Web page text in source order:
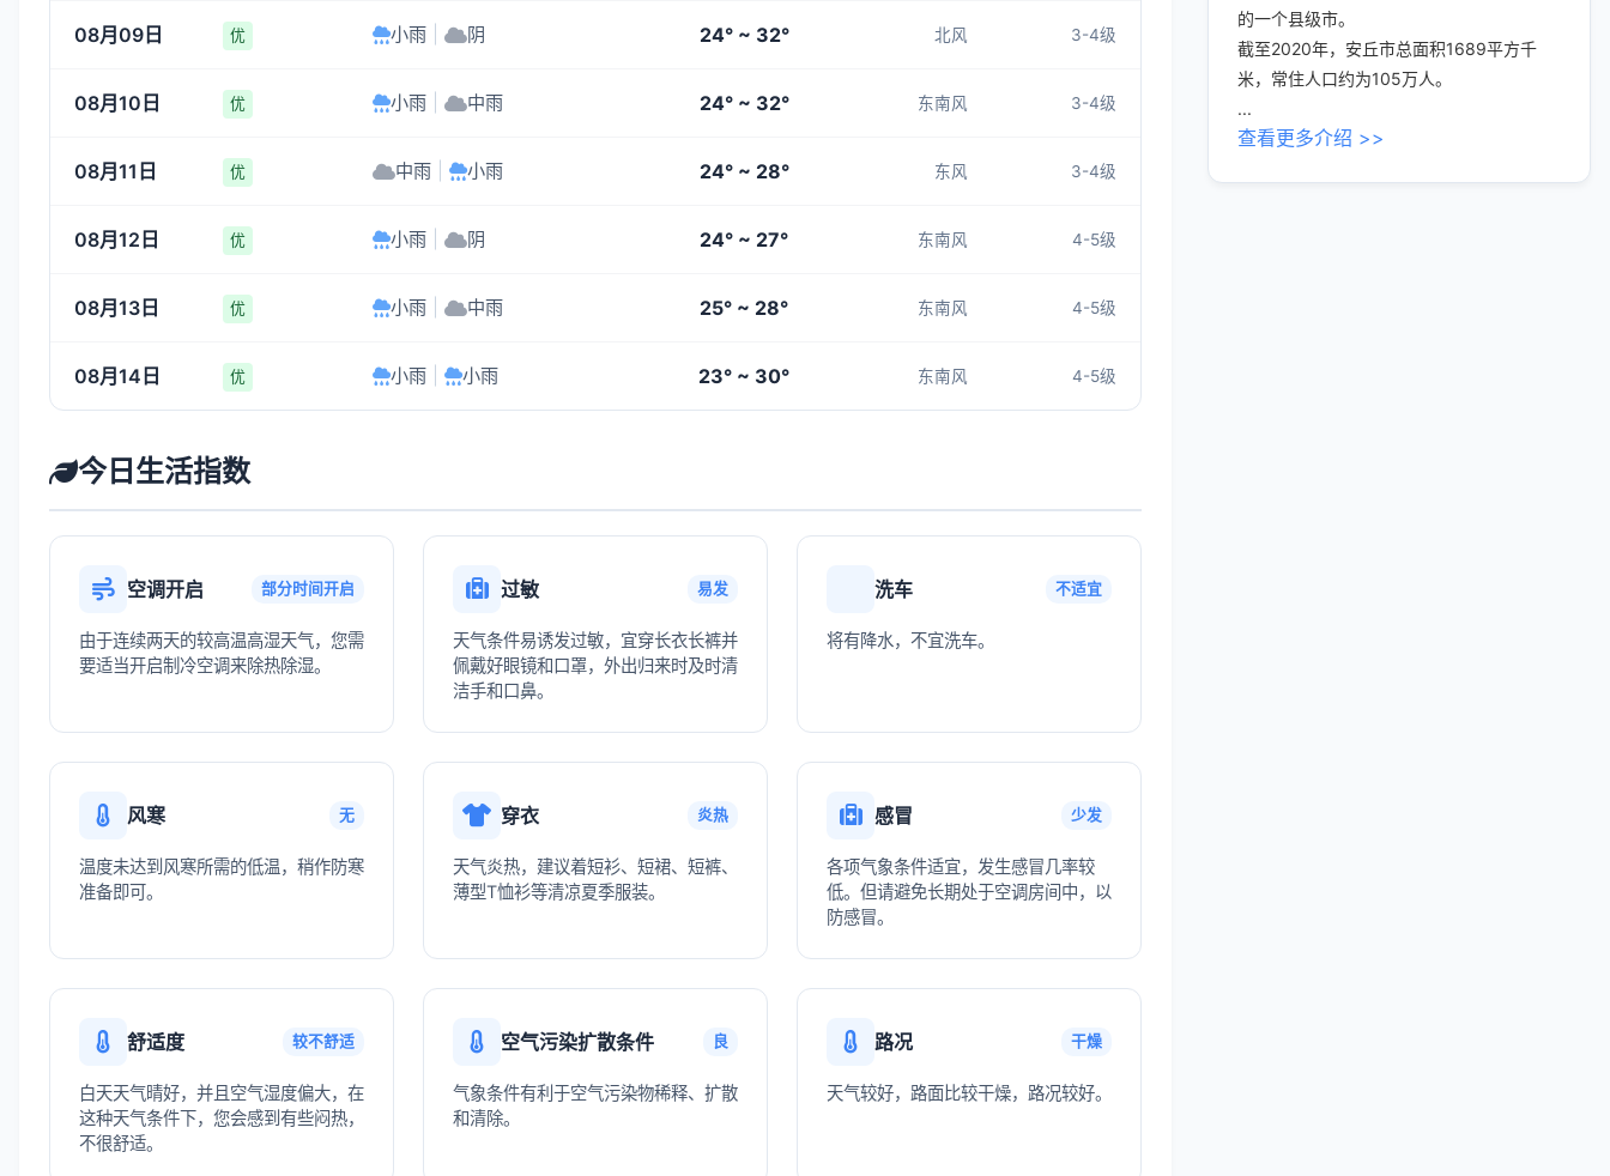
08月09日 优 小雨 阴 24° ~ 32° 北风 3-4级
08月10日 优 小雨 中雨 24° ~ 32° 东南风 3-4级
08月11日 优 中雨 小雨 24° ~ 28° 东风 3-4级
08月12日 优 小雨 阴 24° ~ 27° 东南风 4-5级
08月13日 优 小雨 中雨 25° ~ 28° 东南风 4-5级
08月14日 优 小雨 小雨 23° ~ 30° 东南风 4-5级
今日生活指数
空调开启 部分时间开启
由于连续两天的较高温高湿天气，您需
要适当开启制冷空调来除热除湿。
过敏 易发
天气条件易诱发过敏，宜穿长衣长裤并
佩戴好眼镜和口罩，外出归来时及时清
洁手和口鼻。
洗车 不适宜
将有降水，不宜洗车。
风寒 无
温度未达到风寒所需的低温，稍作防寒
准备即可。
穿衣 炎热
天气炎热，建议着短衫、短裙、短裤、
薄型T恤衫等清凉夏季服装。
感冒 少发
各项气象条件适宜，发生感冒几率较
低。但请避免长期处于空调房间中，以
防感冒。
舒适度 较不舒适
白天天气晴好，并且空气湿度偏大，在
这种天气条件下，您会感到有些闷热，
不很舒适。
空气污染扩散条件 良
气象条件有利于空气污染物稀释、扩散
和清除。
路况 干燥
天气较好，路面比较干燥，路况较好。
的一个县级市。
截至2020年，安丘市总面积1689平方千
米，常住人口约为105万人。
...
查看更多介绍 >>